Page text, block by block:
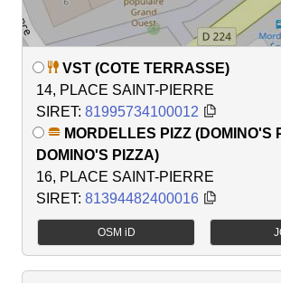
VST (COTE TERRASSE)
14, PLACE SAINT-PIERRE
SIRET: 81995734100012
MORDELLES PIZZ (DOMINO'S
DOMINO'S PIZZA)
16, PLACE SAINT-PIERRE
SIRET: 81394482400016
OSM iD